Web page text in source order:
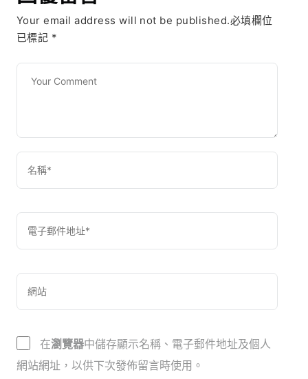
Your email address will not be published.必填欄位
已標記 *
在瀏覽器中儲存顯示名稱、電子郵件地址及個人
網站網址，以供下次發佈留言時使用。